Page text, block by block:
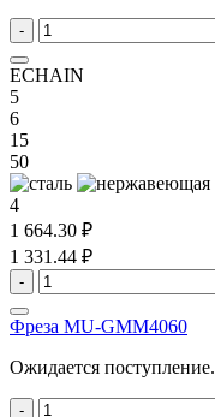
-
ECHAIN
5
6
15
50
4
1 664.30 ₽
1 331.44 ₽
-
Фреза MU-GMM4060
Ожидается поступление.
-